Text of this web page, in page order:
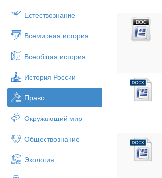
Естествознание
Всемирная история
Всеобщая история
История России
Право
Окружающий мир
Обществознание
Экология